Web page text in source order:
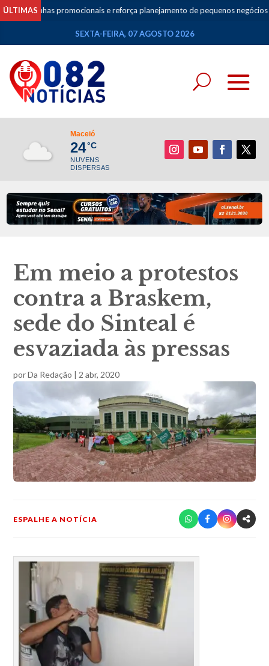
ÚLTIMASpromocionais e reforça planejamento de pequenos negócios •
SEXTA-FEIRA, 07 AGOSTO 2026
Maceió
24°C
NUVENS
DISPERSAS
Em meio a protestos
contra a Braskem,
sede do Sinteal é
esvaziada às pressas
porDa Redação | 2 abr, 2020
ESPALHE A NOTÍCIA